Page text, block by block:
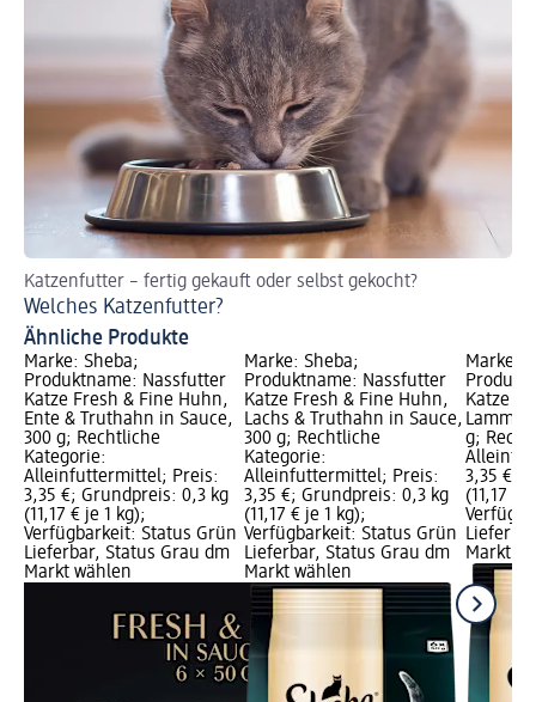
Katzenfutter – fertig gekauft oder selbst gekocht?
Welches Katzenfutter?
Ähnliche Produkte
Marke: Sheba;
Produktname: Nassfutter
Katze Fresh & Fine Huhn,
Ente & Truthahn in Sauce,
300 g; Rechtliche
Kategorie:
Alleinfuttermittel; Preis:
3,35 €; Grundpreis: 0,3 kg
(11,17 € je 1 kg);
Verfügbarkeit: Status Grün
Lieferbar, Status Grau dm
Markt wählen
Marke: Sheba;
Produktname: Nassfutter
Katze Fresh & Fine Huhn,
Lachs & Truthahn in Sauce,
300 g; Rechtliche
Kategorie:
Alleinfuttermittel; Preis:
3,35 €; Grundpreis: 0,3 kg
(11,17 € je 1 kg);
Verfügbarkeit: Status Grün
Lieferbar, Status Grau dm
Markt wählen
Marke:
Katze
Lamm &
g;
3,35 €;
(11,17 €
Markt